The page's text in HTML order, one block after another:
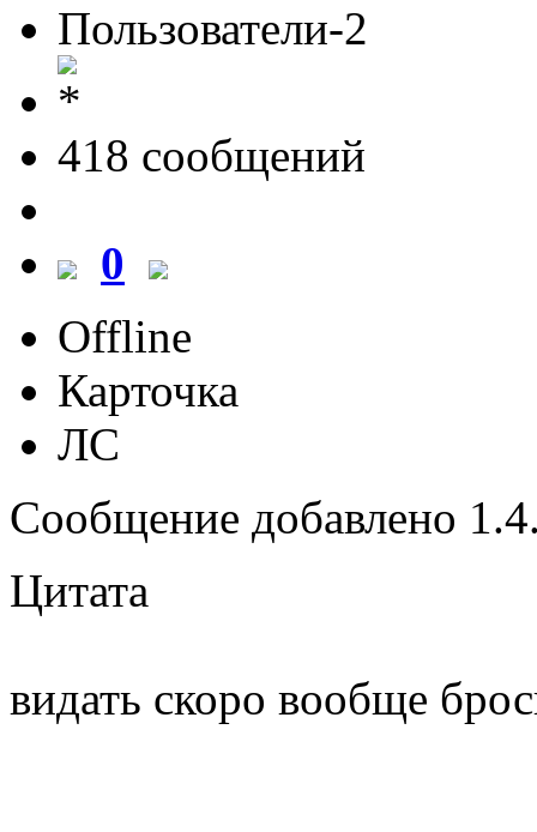
Пользователи-2
418 cообщений
0
Offline
Карточка
ЛС
Сообщение добавлено
Цитата
видать скоро вообще